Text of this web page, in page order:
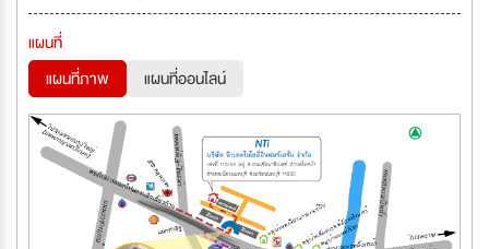
แผนที่
แผนที่ภาพ
แผนที่ออนไลน์